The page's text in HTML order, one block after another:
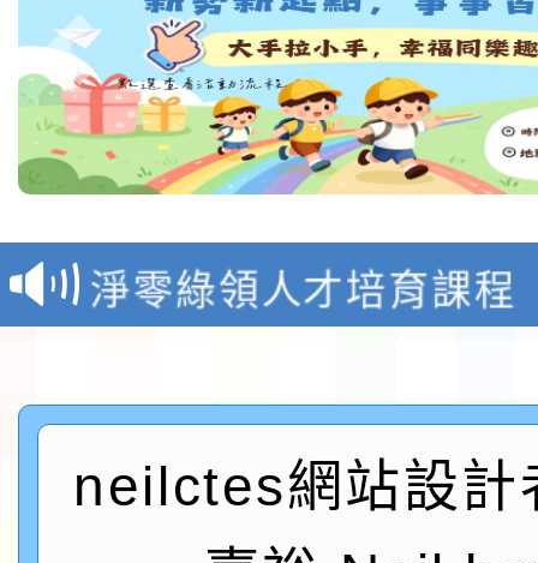
教育部校安中心白海豚
報
淨零綠領人才培育課程
及師生本土語及新住民
實施要點各1份
115年食農教育專業人
程
函轉國家通訊傳播委員
neilctes網站設計